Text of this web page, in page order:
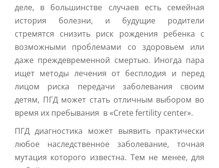
деле, в большинстве случаев есть семейная
история болезни, и будущие родители
стремятся снизить риск рождения ребенка с
возможными проблемами со здоровьем или
даже преждевременной смертью. Иногда пара
ищет методы лечения от бесплодия и перед
лицом риска передачи заболевания своим
детям, ПГД может стать отличным выбором во
время их пребывания в «Crete fertility center».
ПГД диагностика может выявить практически
любое наследственное заболевание, точная
мутация которого известна. Тем не менее, для